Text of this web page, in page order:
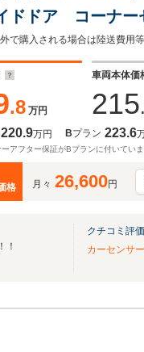
ドドア コーナ
シュスタート
ブレーキ レーン
.8 万円
車両本体価
215
220.9万円 Bプラン 223.6
ーアフター保証がBプランに付いてい
格
月々 26,600円
！
クチコミ評価
カーセンサ